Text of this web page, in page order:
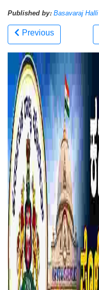
Published by: Basavaraj Halli
Previous